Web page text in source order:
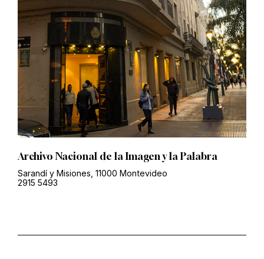
Archivo Nacional de la Imagen y la Palabra
Sarandí y Misiones, 11000 Montevideo
2915 5493